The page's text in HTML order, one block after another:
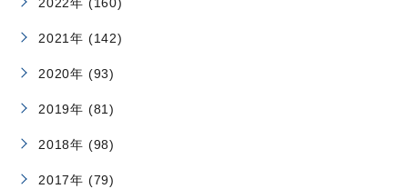
2022年 (160)
2021年 (142)
2020年 (93)
2019年 (81)
2018年 (98)
2017年 (79)